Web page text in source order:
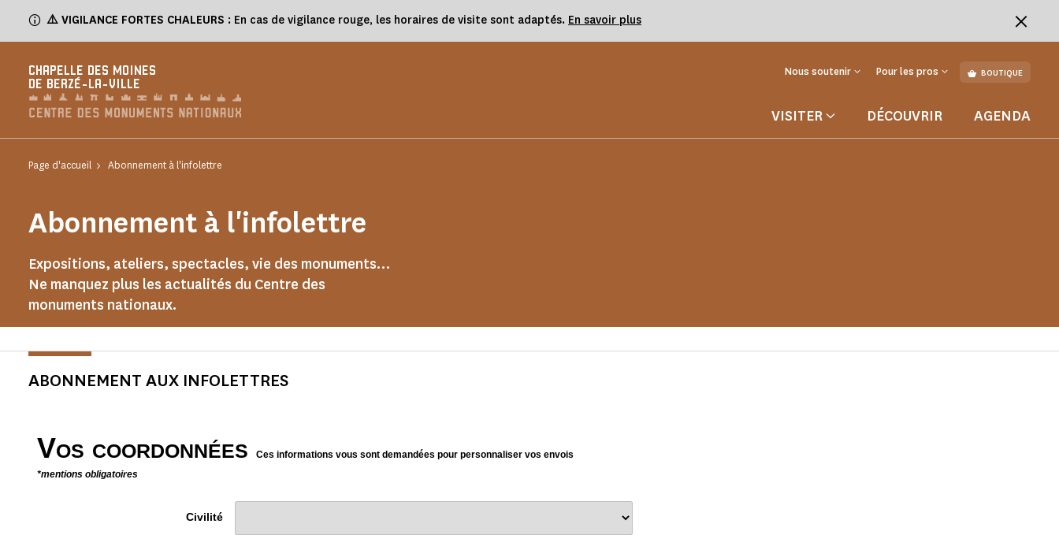
⚠️ VIGILANCE FORTES CHALEURS : En cas de vigilance rouge, les horaires de visite sont adaptés. En savoir plus
CHAPELLE DES MOINES
DE BERZÉ-LA-VILLE
Nous soutenir Pour les pros BOUTIQUE
VISITER DÉCOUVRIR AGENDA
Page d'accueil Abonnement à l'infolettre
Abonnement à l'infolettre
Expositions, ateliers, spectacles, vie des monuments…
Ne manquez plus les actualités du Centre des
monuments nationaux.
ABONNEMENT AUX INFOLETTRES
Vos coordonnées
Ces informations vous sont demandées pour personnaliser vos envois
*mentions obligatoires
Civilité